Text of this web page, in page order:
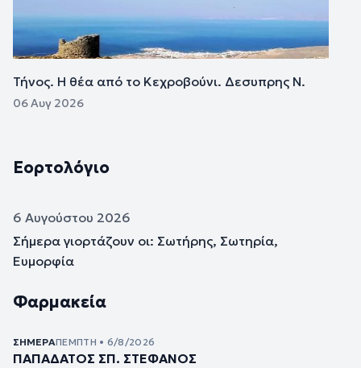
Τήνος. Η θέα από το Κεχροβούνι. Δεσυπρης Ν.
06 Αυγ 2026
Εορτολόγιο
6 Αυγούστου 2026
Σήμερα γιορτάζουν οι: Σωτήρης, Σωτηρία,
Ευμορφία
Φαρμακεία
ΣΉΜΕΡΑΠΈΜΠΤΗ • 6/8/2026
ΠΑΠΑΔΑΤΟΣ ΣΠ. ΣΤΕΦΑΝΟΣ